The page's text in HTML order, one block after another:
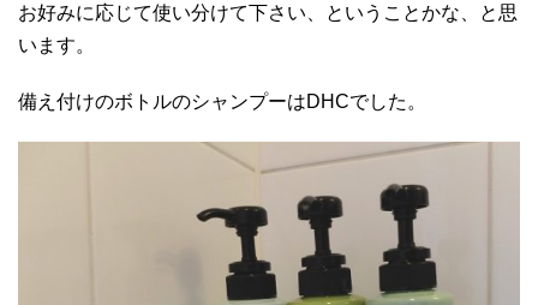
お好みに応じて使い分けて下さい、ということかな、と思
います。
備え付けのボトルのシャンプーはDHCでした。